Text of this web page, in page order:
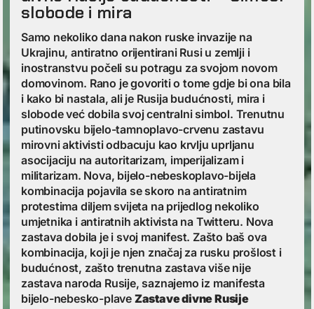
slobode i mira
Samo nekoliko dana nakon ruske invazije na
Ukrajinu, antiratno orijentirani Rusi u zemlji i
inostranstvu počeli su potragu za svojom novom
domovinom. Rano je govoriti o tome gdje bi ona bila
i kako bi nastala, ali je Rusija budućnosti, mira i
slobode već dobila svoj centralni simbol. Trenutnu
putinovsku bijelo-tamnoplavo-crvenu zastavu
mirovni aktivisti odbacuju kao krvlju uprljanu
asocijaciju na autoritarizam, imperijalizam i
militarizam. Nova, bijelo-nebeskoplavo-bijela
kombinacija pojavila se skoro na antiratnim
protestima diljem svijeta na prijedlog nekoliko
umjetnika i antiratnih aktivista na Twitteru. Nova
zastava dobila je i svoj manifest. Zašto baš ova
kombinacija, koji je njen značaj za rusku prošlost i
budućnost, zašto trenutna zastava više nije
zastava naroda Rusije, saznajemo iz manifesta
bijelo-nebesko-plave Zastave divne Rusije